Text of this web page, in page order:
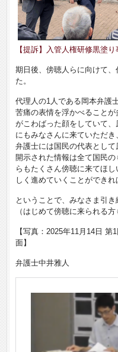
【提訴】入管人権研修黒塗
期日後、傍聴人らに向けて
た。
代理人の1人である岡本弁護
苦痛の表情を浮かべること
がこわばった顔をしていて
にもみなさんに来ていただ
弁護士には国民の代表とし
開示された情報は全て国民
らもたくさん傍聴に来てほ
しく進めていくことができれ
ということで、みなさま引
（はじめて傍聴に来られる方
【写真：2025年11月14日
面】
弁護士中井雅人